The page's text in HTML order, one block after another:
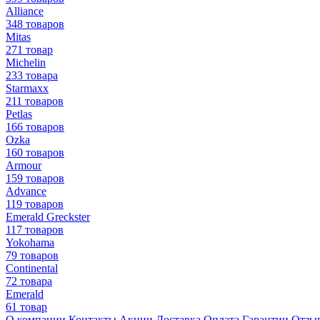
Alliance
348 товаров
Mitas
271 товар
Michelin
233 товара
Starmaxx
211 товаров
Petlas
166 товаров
Ozka
160 товаров
Armour
159 товаров
Advance
119 товаров
Emerald Greckster
117 товаров
Yokohama
79 товаров
Continental
72 товара
Emerald
61 товар